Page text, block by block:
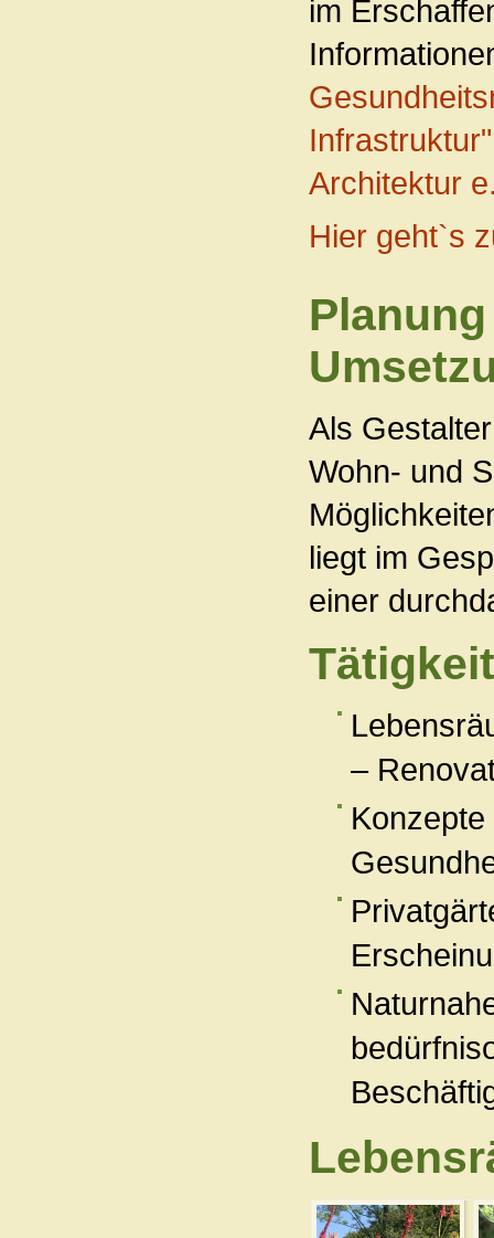
im
Infrastruktur"
Architektur
Hier geht`s
Als
Wohn- und
liegt im
einer
–